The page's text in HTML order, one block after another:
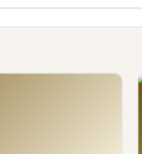
com maior risco de
uma tempestade tropical for
fecha por seguranca.